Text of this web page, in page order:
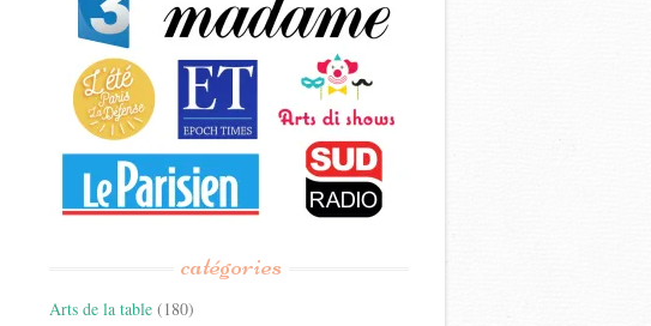
catégories
Arts de la table (180)